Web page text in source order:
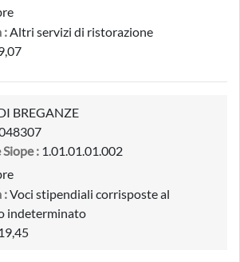
:Altri servizi di ristorazione
BREGANZE
: 1.01.01.01.002
:Voci stipendiali corrisposte al
indeterminato